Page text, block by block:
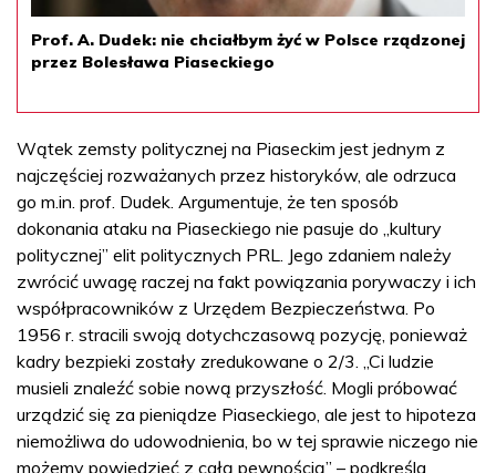
Prof. A. Dudek: nie chciałbym żyć w Polsce rządzonej
przez Bolesława Piaseckiego
Wątek zemsty politycznej na Piaseckim jest jednym z
najczęściej rozważanych przez historyków, ale odrzuca
go m.in. prof. Dudek. Argumentuje, że ten sposób
dokonania ataku na Piaseckiego nie pasuje do „kultury
politycznej” elit politycznych PRL. Jego zdaniem należy
zwrócić uwagę raczej na fakt powiązania porywaczy i ich
współpracowników z Urzędem Bezpieczeństwa. Po
1956 r. stracili swoją dotychczasową pozycję, ponieważ
kadry bezpieki zostały zredukowane o 2/3. „Ci ludzie
musieli znaleźć sobie nową przyszłość. Mogli próbować
urządzić się za pieniądze Piaseckiego, ale jest to hipoteza
niemożliwa do udowodnienia, bo w tej sprawie niczego nie
możemy powiedzieć z całą pewnością” – podkreśla